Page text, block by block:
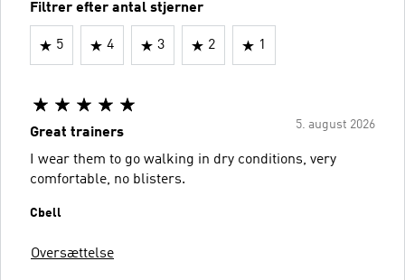
Filtrer efter antal stjerner
5 4 3 2 1
5. august 2026
Great trainers
I wear them to go walking in dry conditions, very
comfortable, no blisters.
Cbell
Oversættelse